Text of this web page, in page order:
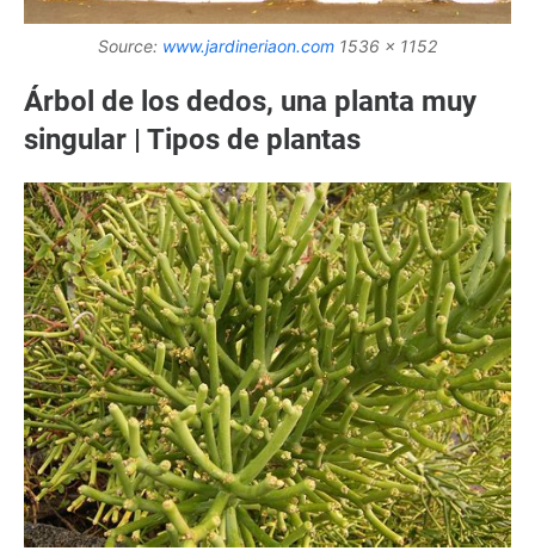
Source: www.jardineriaon.com 1536 x 1152
Árbol de los dedos, una planta muy
singular | Tipos de plantas